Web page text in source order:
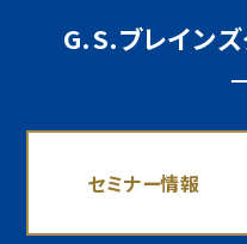
G.S.ブレイン
セミナー情報